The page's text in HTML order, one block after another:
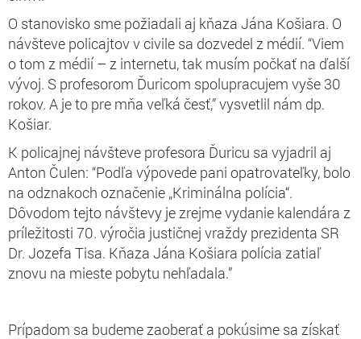
O stanovisko sme požiadali aj kňaza Jána Košiara. O
návšteve policajtov v civile sa dozvedel z médií. “Viem
o tom z médií – z internetu, tak musím počkať na ďalší
vývoj. S profesorom Ďuricom spolupracujem vyše 30
rokov. A je to pre mňa veľká česť,” vysvetlil nám dp.
Košiar.
K policajnej návšteve profesora Ďuricu sa vyjadril aj
Anton Čulen: “Podľa výpovede pani opatrovateľky, bolo
na odznakoch označenie „Kriminálna polícia“.
Dôvodom tejto návštevy je zrejme vydanie kalendára z
príležitosti 70. výročia justičnej vraždy prezidenta SR
Dr. Jozefa Tisa. Kňaza Jána Košiara polícia zatiaľ
znovu na mieste pobytu nehľadala.”
Prípadom sa budeme zaoberať a pokúsime sa získať